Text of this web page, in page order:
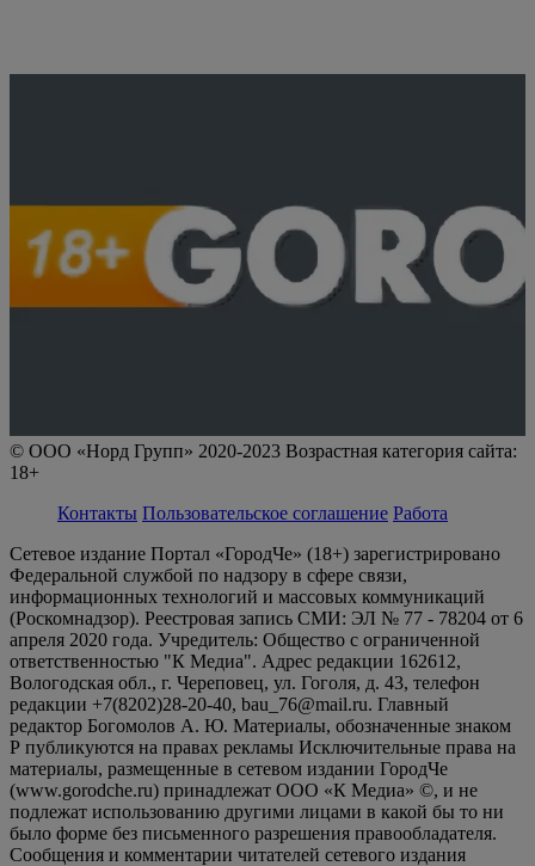
© ООО «Норд Групп» 2020-2023 Возрастная категория сайта:
18+
Контакты Пользовательское соглашение Работа
Сетевое издание Портал «ГородЧе» (18+) зарегистрировано
Федеральной службой по надзору в сфере связи,
информационных технологий и массовых коммуникаций
(Роскомнадзор). Реестровая запись СМИ: ЭЛ № 77 - 78204 от 6
апреля 2020 года. Учредитель: Общество с ограниченной
ответственностью "К Медиа". Адрес редакции 162612,
Вологодская обл., г. Череповец, ул. Гоголя, д. 43, телефон
редакции +7(8202)28-20-40, bau_76@mail.ru. Главный
редактор Богомолов А. Ю. Материалы, обозначенные знаком
Р публикуются на правах рекламы Исключительные права на
материалы, размещенные в сетевом издании ГородЧе
(www.gorodche.ru) принадлежат ООО «К Медиа» ©, и не
подлежат использованию другими лицами в какой бы то ни
было форме без письменного разрешения правообладателя.
Сообщения и комментарии читателей сетевого издания